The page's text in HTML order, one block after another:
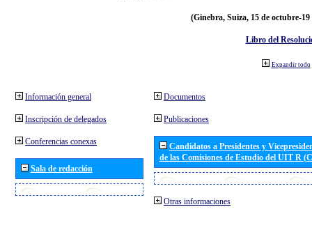
(Ginebra, Suiza, 15 de octubre-19
Libro del
Expandir todo
Información general
Inscripción de delegados
Conferencias conexas
Sala de redacción
Documentos
Publicaciones
Candidatos a Presidentes y
de las Comisiones de Estudio del UIT R
Otras informaciones